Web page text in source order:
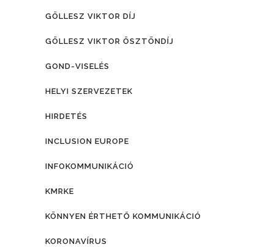
GÖLLESZ VIKTOR DÍJ
GÖLLESZ VIKTOR ÖSZTÖNDÍJ
GOND-VISELÉS
HELYI SZERVEZETEK
HIRDETÉS
INCLUSION EUROPE
INFOKOMMUNIKÁCIÓ
KMRKE
KÖNNYEN ÉRTHETŐ KOMMUNIKÁCIÓ
KORONAVÍRUS